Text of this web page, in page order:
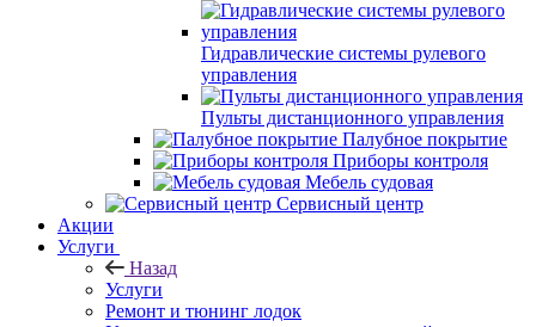
Гидравлические системы рулевого
управления
Пульты дистанционного управления
Палубное покрытие
Приборы контроля
Мебель судовая
Сервисный центр
Акции
Услуги
Назад
Услуги
Ремонт и тюнинг лодок